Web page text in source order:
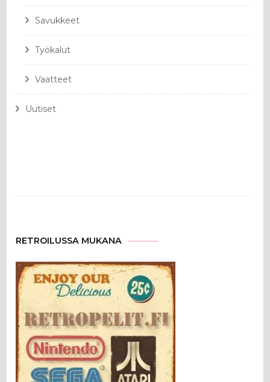
Savukkeet
Työkalut
Vaatteet
Uutiset
RETROILUSSA MUKANA